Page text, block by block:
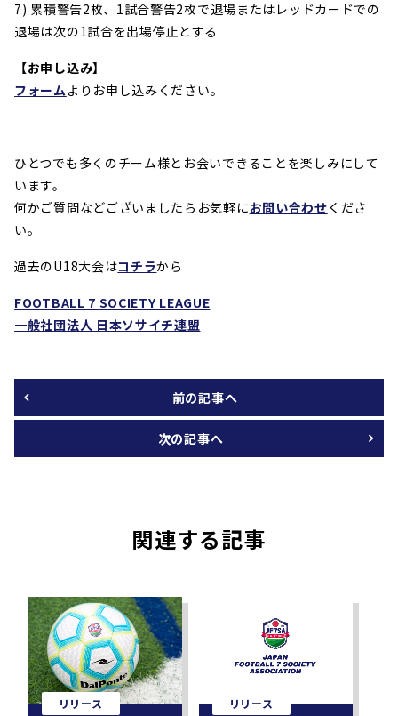
7) 累積警告2枚、1試合警告2枚で退場またはレッドカードでの
退場は次の1試合を出場停止とする
【お申し込み】
フォームよりお申し込みください。
ひとつでも多くのチーム様とお会いできることを楽しみにして
います。
何かご質問などございましたらお気軽にお問い合わせ くださ
い。
過去のU18大会はコチラから
FOOTBALL 7 SOCIETY LEAGUE
一般社団法人 日本ソサイチ連盟
前の記事へ
次の記事へ
関連する記事
リリース
リリース